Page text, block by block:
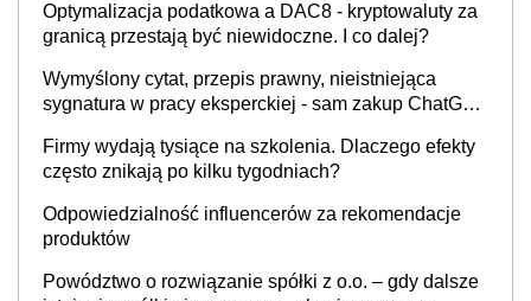
Optymalizacja podatkowa a DAC8 - kryptowaluty za
granicą przestają być niewidoczne. I co dalej?
Wymyślony cytat, przepis prawny, nieistniejąca
sygnatura w pracy eksperckiej - sam zakup ChatGPT
Firmy wydają tysiące na szkolenia. Dlaczego efekty
często znikają po kilku tygodniach?
Odpowiedzialność influencerów za rekomendacje
produktów
Powództwo o rozwiązanie spółki z o.o. – gdy dalsze